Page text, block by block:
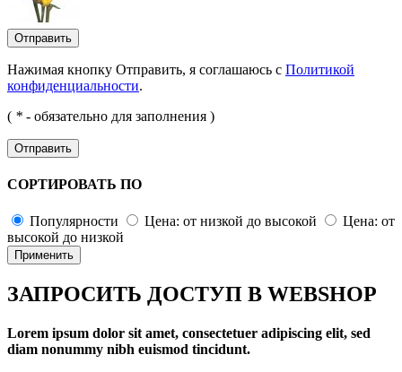
Отправить
Нажимая кнопку Отправить, я соглашаюсь с Политикой
конфиденциальности.
( * - обязательно для заполнения )
Отправить
СОРТИРОВАТЬ ПО
Популярности Цена: от низкой до высокой
Цена: от
высокой до низкой
Применить
ЗАПРОСИТЬ ДОСТУП В WEBSHOP
Lorem ipsum dolor sit amet, consectetuer adipiscing elit, sed
diam nonummy nibh euismod tincidunt.